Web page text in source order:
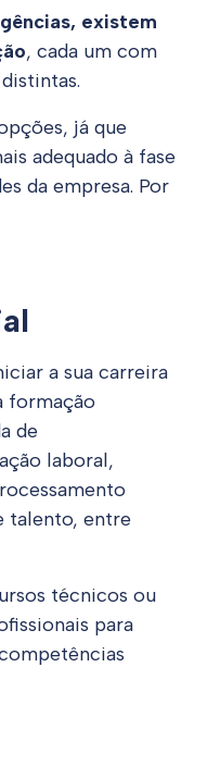
existem
, cada um com
já que
adequado à fase
da empresa. Por
a sua carreira
formação
de
laboral,
talento, entre
técnicos ou
para